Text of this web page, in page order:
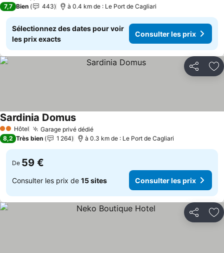
7,7 Bien 443 à 0.4 km de : Le Port de Cagliari
Sélectionnez des dates pour voir
les prix exacts
Consulter les prix
Partager
2 Étoiles
Hôtel Garage privé dédié
Sardinia Domus
8,2 Très bien 1 264 à 0.3 km de : Le Port de Cagliari
De 59 €
Consulter les prix de 15 sites Consulter les prix
Partager